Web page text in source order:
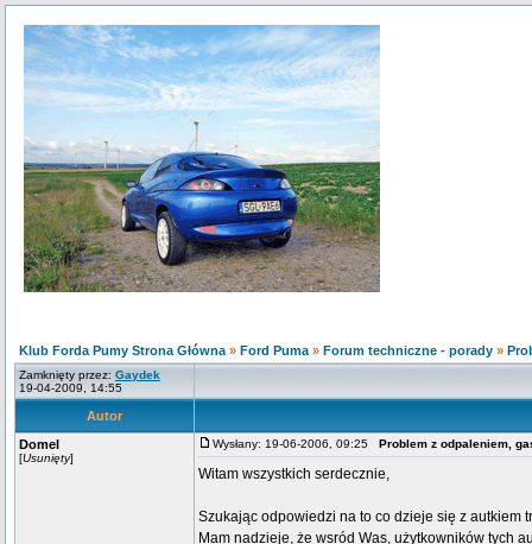
Klub Forda Pumy Strona Główna » Ford Puma » Forum techniczne - porady »
Zamknięty przez: Gaydek
19-04-2009, 14:55
Autor
Domel
[Usunięty]
Wysłany: 19-06-2006, 09:25 Problem z odpaleniem,
Witam wszystkich serdecznie,
Szukając odpowiedzi na to co dzieje się z autkiem
Mam nadzieje, że wsród Was, użytkowników tych